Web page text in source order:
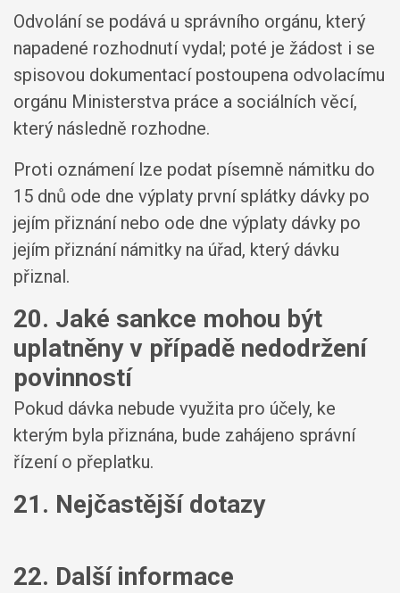
Odvolání se podává u správního orgánu, který
napadené rozhodnutí vydal; poté je žádost i se
spisovou dokumentací postoupena odvolacímu
orgánu Ministerstva práce a sociálních věcí,
který následně rozhodne.
Proti oznámení lze podat písemně námitku do
15 dnů ode dne výplaty první splátky dávky po
jejím přiznání nebo ode dne výplaty dávky po
jejím přiznání námitky na úřad, který dávku
přiznal.
20. Jaké sankce mohou být
uplatněny v případě nedodržení
povinností
Pokud dávka nebude využita pro účely, ke
kterým byla přiznána, bude zahájeno správní
řízení o přeplatku.
21. Nejčastější dotazy
22. Další informace